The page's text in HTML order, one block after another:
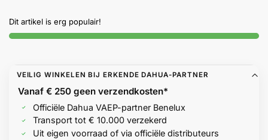
Dit artikel is erg populair!
VEILIG WINKELEN BIJ ERKENDE DAHUA-PARTNER
Vanaf € 250 geenverzendkosten*
Officiële Dahua VAEP-partner Benelux
Transport tot € 10.000 verzekerd
Uit eigen voorraad of via officiële distributeurs